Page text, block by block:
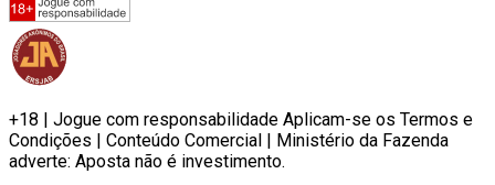
+18 | Jogue com responsabilidade Aplicam-se os Termos e
Condições | Conteúdo Comercial | Ministério da Fazenda
adverte: Aposta não é investimento.